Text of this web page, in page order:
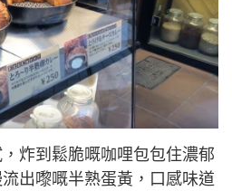
炸到鬆脆嘅咖哩包包住濃郁
出嚟嘅半熟蛋黃，口感味道